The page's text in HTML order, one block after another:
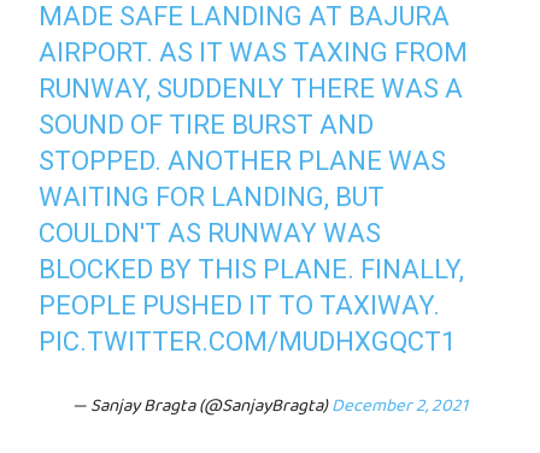
MADE SAFE LANDING AT BAJURA
AIRPORT. AS IT WAS TAXING FROM
RUNWAY, SUDDENLY THERE WAS A
SOUND OF TIRE BURST AND
STOPPED. ANOTHER PLANE WAS
WAITING FOR LANDING, BUT
COULDN'T AS RUNWAY WAS
BLOCKED BY THIS PLANE. FINALLY,
PEOPLE PUSHED IT TO TAXIWAY.
PIC.TWITTER.COM/MUDHXGQCT1
— Sanjay Bragta (@SanjayBragta)December 2, 2021